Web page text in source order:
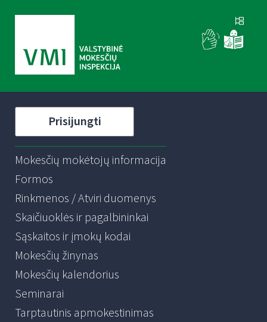
Prisijungti
Mokesčių mokėtojų informacija
Formos
Rinkmenos / Atviri duomenys
Skaičiuoklės ir pagalbininkai
Sąskaitos ir įmokų kodai
Mokesčių žinynas
Mokesčių kalendorius
Seminarai
Tarptautinis apmokestinimas